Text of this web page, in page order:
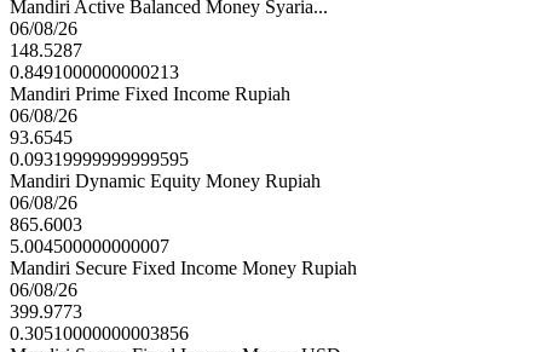
Mandiri Active Balanced Money Syaria...
06/08/26
148.5287
0.8491000000000213
Mandiri Prime Fixed Income Rupiah
06/08/26
93.6545
0.09319999999999595
Mandiri Dynamic Equity Money Rupiah
06/08/26
865.6003
5.004500000000007
Mandiri Secure Fixed Income Money Rupiah
06/08/26
399.9773
0.30510000000003856